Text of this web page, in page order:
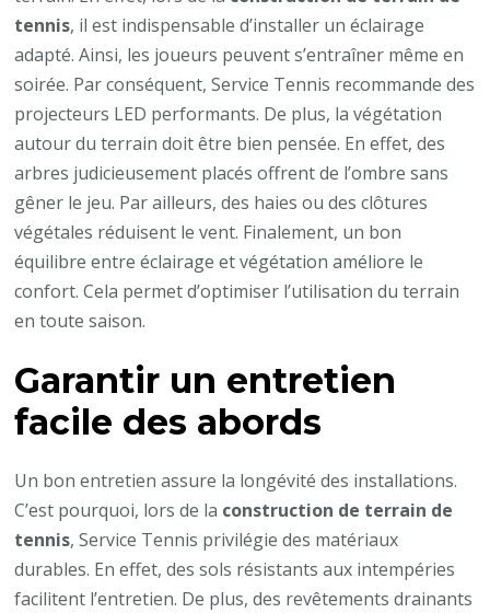
tennis, il est indispensable d’installer un éclairage
adapté. Ainsi, les joueurs peuvent s’entraîner même en
soirée. Par conséquent, Service Tennis recommande des
projecteurs LED performants. De plus, la végétation
autour du terrain doit être bien pensée. En effet, des
arbres judicieusement placés offrent de l’ombre sans
gêner le jeu. Par ailleurs, des haies ou des clôtures
végétales réduisent le vent. Finalement, un bon
équilibre entre éclairage et végétation améliore le
confort. Cela permet d’optimiser l’utilisation du terrain
en toute saison.
Garantir un entretien
facile des abords
Un bon entretien assure la longévité des installations.
C’est pourquoi, lors de la construction de terrain de
tennis, Service Tennis privilégie des matériaux
durables. En effet, des sols résistants aux intempéries
facilitent l’entretien. De plus, des revêtements drainants